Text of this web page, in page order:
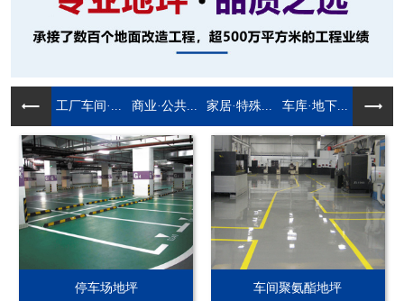
工厂车间·... 商业·公共... 家居·特殊... 车库·地下...
停车场地坪 车间聚氨酯地坪